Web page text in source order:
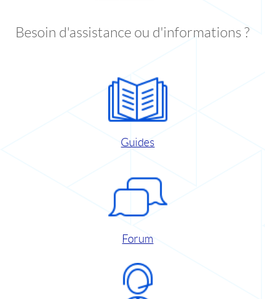
Besoin d'assistance ou d'informations ?
Guides
Forum